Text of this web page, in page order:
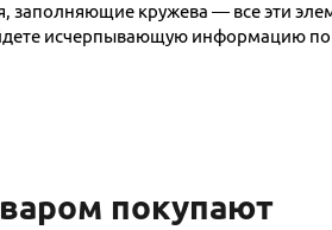
заполняющие кружева — все эти
исчерпывающую информацию по
покупают